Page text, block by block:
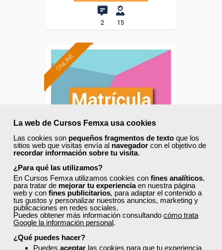
La web de Cursos Femxa usa cookies
Las cookies son pequeños fragmentos de texto que los
sitios web que visitas envía al navegador con el objetivo de
recordar información sobre tu visita.
¿Para qué las utilizamos?
En Cursos Femxa utilizamos cookies con fines analíticos,
para tratar de mejorar tu experienciaen nuestra página
web y con fines publicitarios, para adaptar el contenido a
tus gustos y personalizar nuestros anuncios, marketing y
publicaciones en redes sociales.
Puedes obtener más información consultando cómo trata
Google la información personal.
¿Qué puedes hacer?
Puedes aceptar las cookies para que tu experiencia
2 15
ONLINE
Cursos Femxa
Evaluación de planes de
igualdad